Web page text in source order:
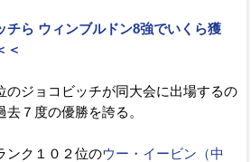
チら ウィンブルドン8強でいくら獲
＜
のジョコビッチが同大会に出場するの
７度の優勝を誇る。
ンク１０２位のウー・イービン（中